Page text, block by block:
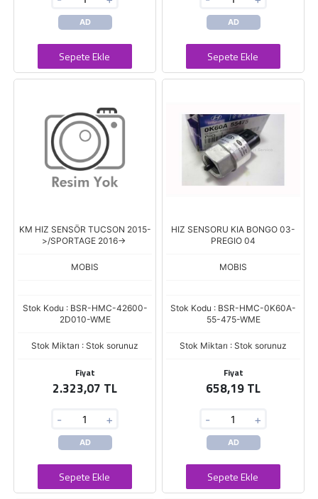
AD
Sepete Ekle
AD
Sepete Ekle
KM HIZ SENSÖR TUCSON 2015-
>/SPORTAGE 2016->
MOBIS
Stok Kodu : BSR-HMC-42600-
2D010-WME
Stok Miktarı : Stok sorunuz
Fiyat
2.323,07 TL
- +
AD
Sepete Ekle
HIZ SENSORU KIA BONGO 03-
PREGIO 04
MOBIS
Stok Kodu : BSR-HMC-0K60A-
55-475-WME
Stok Miktarı : Stok sorunuz
Fiyat
658,19 TL
- +
AD
Sepete Ekle